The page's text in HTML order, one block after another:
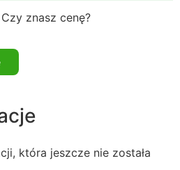
Czy znasz cenę?
która jeszcze nie została